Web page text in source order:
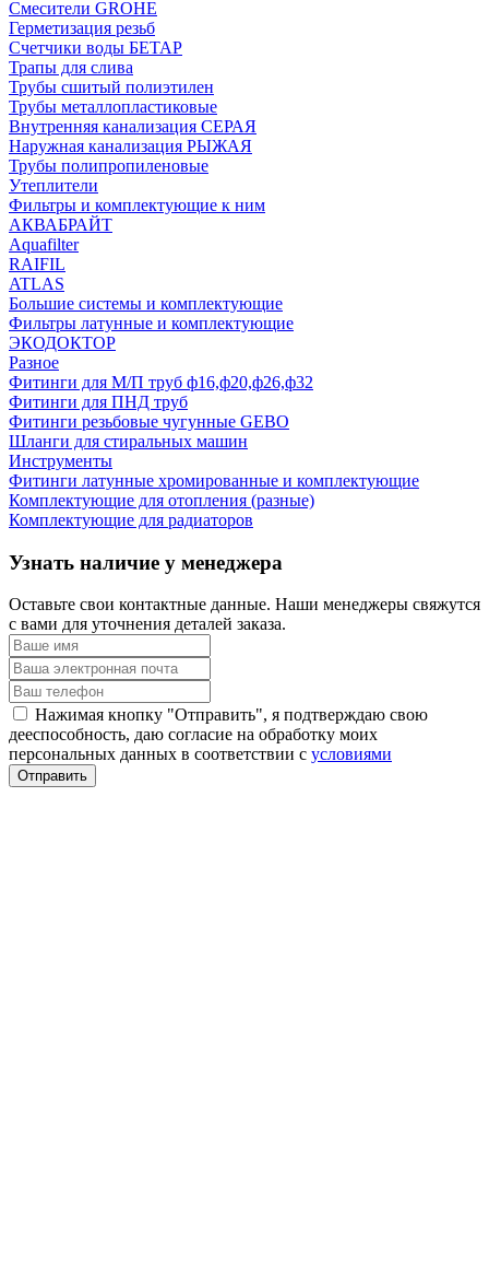
Смесители GROHE
Герметизация резьб
Счетчики воды БЕТАР
Трапы для слива
Трубы сшитый полиэтилен
Трубы металлопластиковые
Внутренняя канализация СЕРАЯ
Наружная канализация РЫЖАЯ
Трубы полипропиленовые
Утеплители
Фильтры и комплектующие к ним
АКВАБРАЙТ
Aquafilter
RAIFIL
ATLAS
Большие системы и комплектующие
Фильтры латунные и комплектующие
ЭКОДОКТОР
Разное
Фитинги для М/П труб ф16,ф20,ф26,ф32
Фитинги для ПНД труб
Фитинги резьбовые чугунные GEBO
Шланги для стиральных машин
Инструменты
Фитинги латунные хромированные и комплектующие
Комплектующие для отопления (разные)
Комплектующие для радиаторов
Узнать наличие у менеджера
Оставьте свои контактные данные. Наши менеджеры свяжутся
с вами для уточнения деталей заказа.
Нажимая кнопку "Отправить", я подтверждаю свою
дееспособность, даю согласие на обработку моих
персональных данных в соответствии с условиями